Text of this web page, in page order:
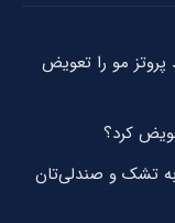
پروتز مو را تعویض
کرد؟
تشک و صندلی‌تان